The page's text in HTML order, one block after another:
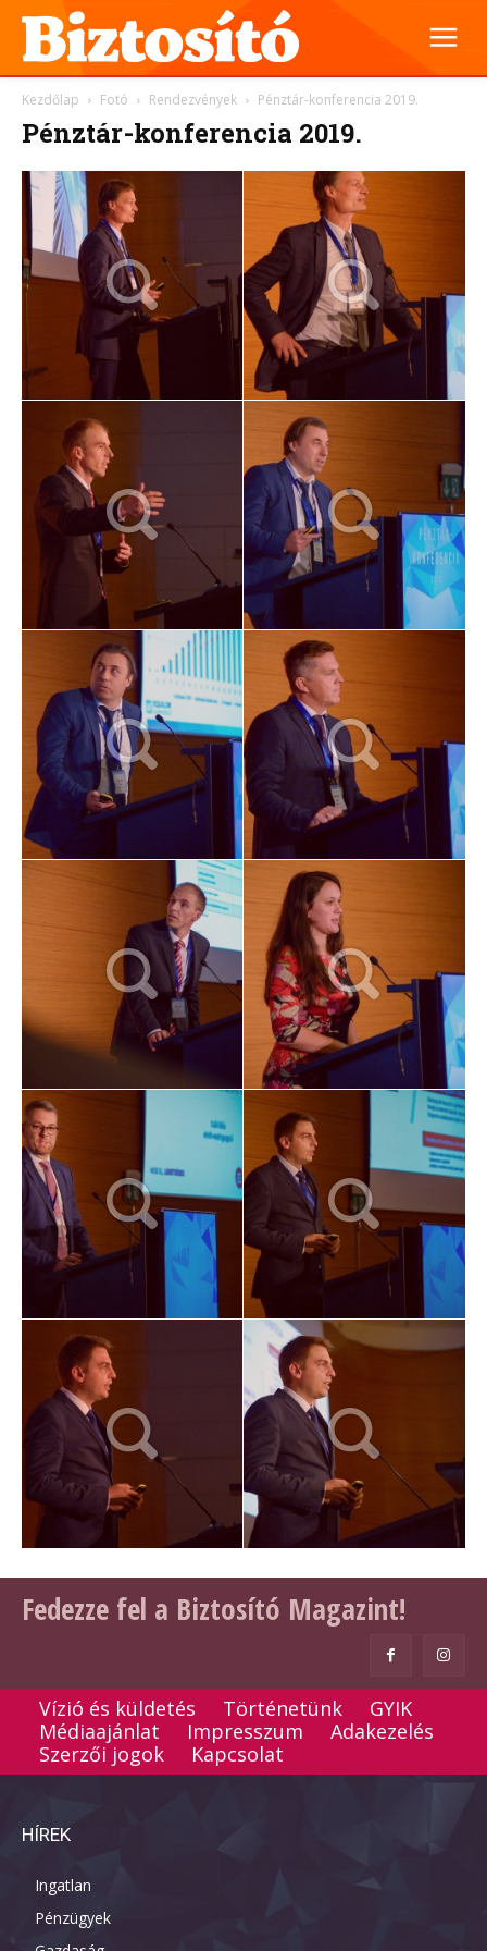
Kezdőlap Fotó Rendezvények Pénztár-konferencia 2019.
Pénztár-konferencia 2019.
Fedezze fel a Biztosító Magazint!
Vízió és küldetés Történetünk
GYIK
Médiaajánlat
Impresszum
Adakezelés
Szerzői jogok
Kapcsolat
HÍREK
Ingatlan
Pénzügyek